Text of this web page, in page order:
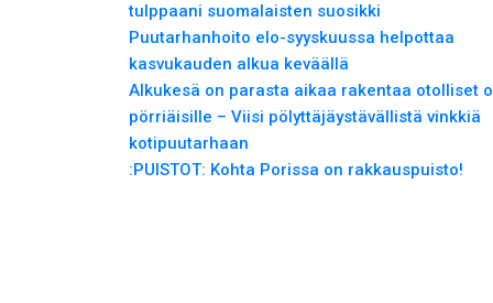
tulppaani suomalaisten suosikki
Puutarhanhoito elo-syyskuussa helpottaa
kasvukauden alkua keväällä
Alkukesä on parasta aikaa rakentaa otolliset
pörriäisille – Viisi pölyttäjäystävällistä vinkkiä
kotipuutarhaan
:PUISTOT: Kohta Porissa on rakkauspuisto!